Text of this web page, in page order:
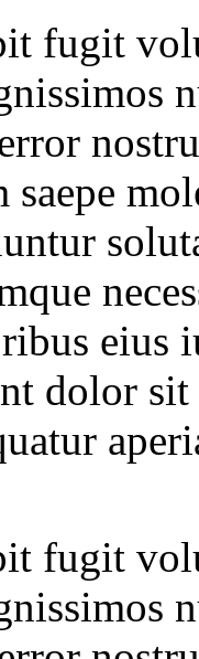
fugit
saepe
eius
dolor
fugit